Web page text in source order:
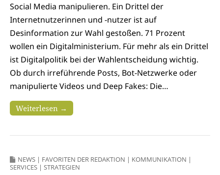
Social Media manipulieren. Ein Drittel der
Internetnutzerinnen und -nutzer ist auf
Desinformation zur Wahl gestoßen. 71 Prozent
wollen ein Digitalministerium. Für mehr als ein Drittel
ist Digitalpolitik bei der Wahlentscheidung wichtig.
Ob durch irreführende Posts, Bot-Netzwerke oder
manipulierte Videos und Deep Fakes: Die…
Weiterlesen →
NEWS | FAVORITEN DER REDAKTION | KOMMUNIKATION |
SERVICES | STRATEGIEN